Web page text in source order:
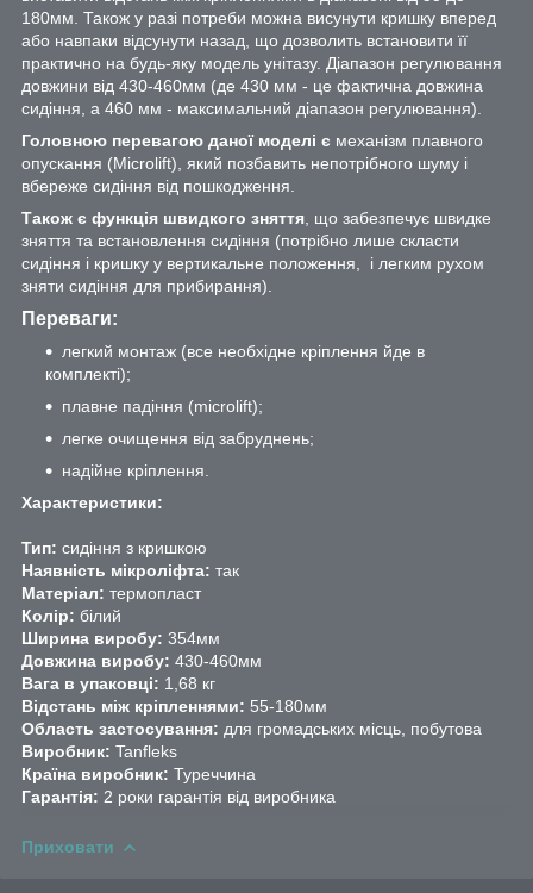
180мм. Також у разі потреби можна висунути кришку вперед
або навпаки відсунути назад, що дозволить встановити її
практично на будь-яку модель унітазу. Діапазон регулювання
довжини від 430-460мм (де 430 мм - це фактична довжина
сидіння, а 460 мм - максимальний діапазон регулювання).
Головною перевагою даної моделі є механізм плавного
опускання (Microlift), який позбавить непотрібного шуму і
вбереже сидіння від пошкодження.
Також є функція швидкого зняття , що забезпечує швидке
зняття та встановлення сидіння (потрібно лише скласти
сидіння і кришку у вертикальне положення, і легким рухом
зняти сидіння для прибирання).
Переваги:
легкий монтаж (все необхідне кріплення йде в
комплекті);
плавне падіння (microlift);
легке очищення від забруднень;
надійне кріплення.
Характеристики:
Тип: сидіння з кришкою
Наявність мікроліфта: так
Матеріал: термопласт
Колір: білий
Ширина виробу: 354мм
Довжина виробу: 430-460мм
Вага в упаковці: 1,68 кг
Відстань між кріпленнями: 55-180мм
Область застосування: для громадських місць, побутова
Виробник: Tanfleks
Країна виробник: Туреччина
Гарантія: 2 роки гарантія від виробника
Приховати